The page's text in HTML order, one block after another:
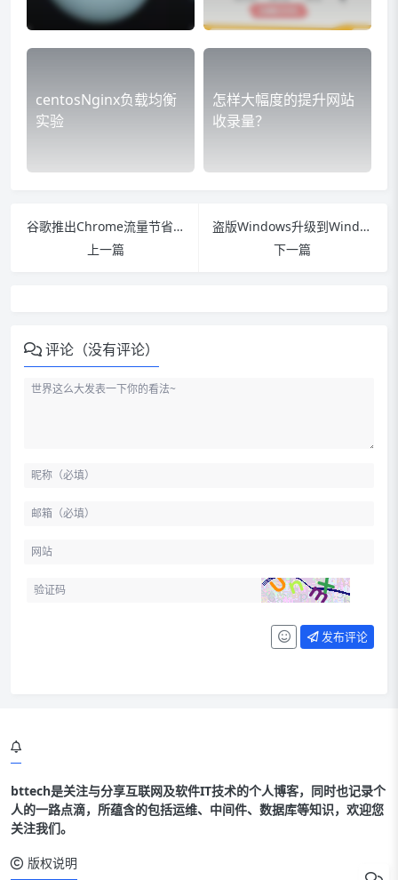
centosNginx负载均衡
实验
怎样大幅度的提升网站
收录量？
谷歌推出Chrome流量节省扩展程序
上一篇
盗版Windows升级到Windows 10后仍然属于盗版
下一篇
评论（没有评论）
发布评论
bttech是关注与分享互联网及软件IT技术的个人博客，同时也记录个
人的一路点滴，所蕴含的包括运维、中间件、数据库等知识，欢迎您
关注我们。
版权说明